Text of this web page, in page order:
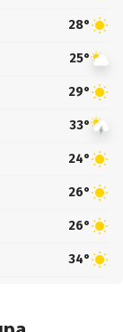
28°
25°
29°
33°
24°
26°
26°
34°